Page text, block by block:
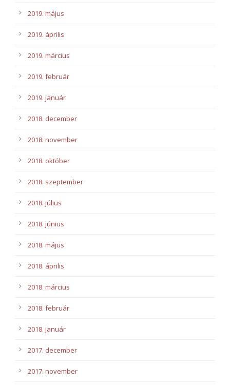
2019. május
2019. április
2019. március
2019. február
2019. január
2018. december
2018. november
2018. október
2018. szeptember
2018. július
2018. június
2018. május
2018. április
2018. március
2018. február
2018. január
2017. december
2017. november